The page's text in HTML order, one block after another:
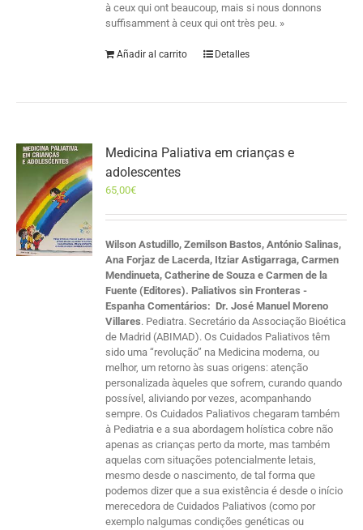
à ceux qui ont beaucoup, mais si nous donnons
suffisamment à ceux qui ont très peu. »
Añadir al carrito Detalles
Medicina Paliativa em crianças e
adolescentes
65,00€
Wilson Astudillo, Zemilson Bastos, António Salinas,
Ana Forjaz de Lacerda, Itziar Astigarraga, Carmen
Mendinueta, Catherine de Souza e Carmen de la
Fuente (Editores). Paliativos sin Fronteras -
Espanha Comentários: Dr. José Manuel Moreno
Villares. Pediatra. Secretário da Associação Bioética
de Madrid (ABIMAD). Os Cuidados Paliativos têm
sido uma “revolução” na Medicina moderna, ou
melhor, um retorno às suas origens: atenção
personalizada àqueles que sofrem, curando quando
possível, aliviando por vezes, acompanhando
sempre. Os Cuidados Paliativos chegaram também
à Pediatria e a sua abordagem holística cobre não
apenas as crianças perto da morte, mas também
aquelas com situações potencialmente letais,
mesmo desde o nascimento, de tal forma que
podemos dizer que a sua existência é desde o início
merecedora de Cuidados Paliativos (como por
exemplo nalgumas condições genéticas ou